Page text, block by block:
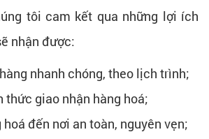
tôi cam kết qua những lợi ích
nhận được:
nhanh chóng, theo lịch trình;
thức giao nhận hàng hoá;
đến nơi an toàn, nguyên vẹn;